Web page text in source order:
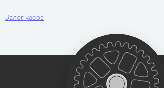
Залог часов